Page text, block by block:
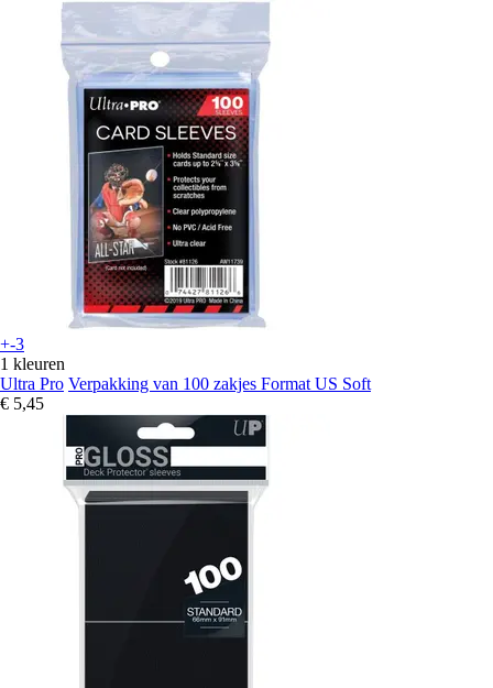
+-3
1 kleuren
Ultra Pro Verpakking van 100 zakjes Format US Soft
€ 5,45